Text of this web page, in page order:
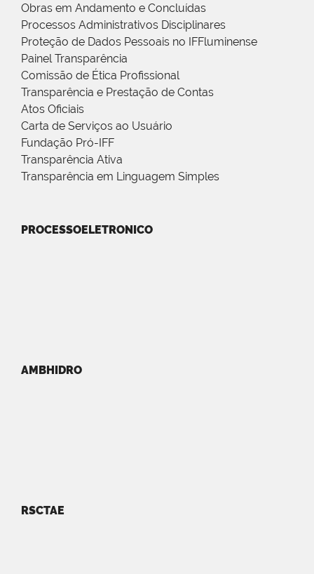
Obras em Andamento e Concluídas
Processos Administrativos Disciplinares
Proteção de Dados Pessoais no IFFluminense
Painel Transparência
Comissão de Ética Profissional
Transparência e Prestação de Contas
Atos Oficiais
Carta de Serviços ao Usuário
Fundação Pró-IFF
Transparência Ativa
Transparência em Linguagem Simples
PROCESSOELETRONICO
AMBHIDRO
RSCTAE